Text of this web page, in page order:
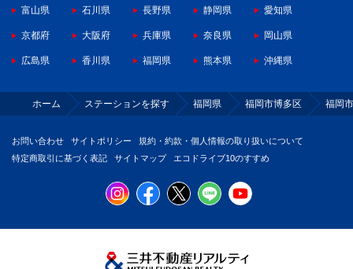
富山県 石川県 長野県 静岡県 愛知県
京都府 大阪府 兵庫県 奈良県 岡山県
広島県 香川県 福岡県 熊本県 沖縄県
ホーム ステーションを探す 福岡県 福岡市博多区 福岡
お問い合わせ サイトポリシー
規約・約款・個人情報の取り扱いについて
特定商取引に基づく表記
サイトマップ エコドライブ10のすすめ